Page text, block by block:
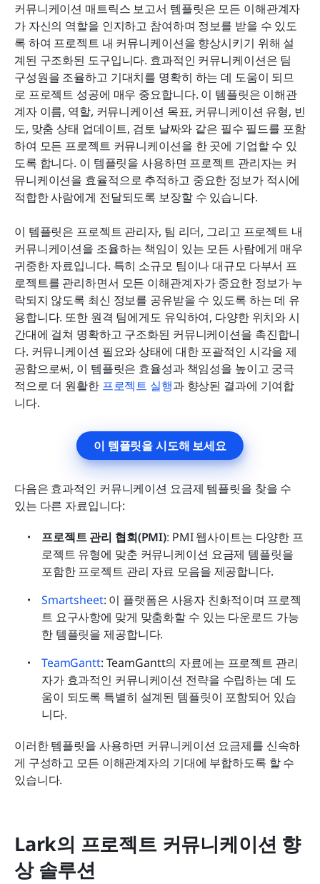
커뮤니케이션 매트릭스 보고서 템플릿은 모든 이해관계자
가 자신의 역할을 인지하고 참여하며 정보를 받을 수 있도
록 하여 프로젝트 내 커뮤니케이션을 향상시키기 위해 설
계된 구조화된 도구입니다. 효과적인 커뮤니케이션은 팀
구성원을 조율하고 기대치를 명확히 하는 데 도움이 되므
로 프로젝트 성공에 매우 중요합니다. 이 템플릿은 이해관
계자 이름, 역할, 커뮤니케이션 목표, 커뮤니케이션 유형, 빈
도, 맞춤 상태 업데이트, 검토 날짜와 같은 필수 필드를 포함
하여 모든 프로젝트 커뮤니케이션을 한 곳에 기업할 수 있
도록 합니다. 이 템플릿을 사용하면 프로젝트 관리자는 커
뮤니케이션을 효율적으로 추적하고 중요한 정보가 적시에
적합한 사람에게 전달되도록 보장할 수 있습니다.
이 템플릿은 프로젝트 관리자, 팀 리더, 그리고 프로젝트 내
커뮤니케이션을 조율하는 책임이 있는 모든 사람에게 매우
귀중한 자료입니다. 특히 소규모 팀이나 대규모 다부서 프
로젝트를 관리하면서 모든 이해관계자가 중요한 정보가 누
락되지 않도록 최신 정보를 공유받을 수 있도록 하는 데 유
용합니다. 또한 원격 팀에게도 유익하여, 다양한 위치와 시
간대에 걸쳐 명확하고 구조화된 커뮤니케이션을 촉진합니
다. 커뮤니케이션 필요와 상태에 대한 포괄적인 시각을 제
공함으로써, 이 템플릿은 효율성과 책임성을 높이고 궁극
적으로 더 원활한 프로젝트 실행과 향상된 결과에 기여합
니다.
이 템플릿을 시도해 보세요
다음은 효과적인 커뮤니케이션 요금제 템플릿을 찾을 수
있는 다른 자료입니다:
프로젝트 관리 협회(PMI): PMI 웹사이트는 다양한 프
로젝트 유형에 맞춘 커뮤니케이션 요금제 템플릿을
포함한 프로젝트 관리 자료 모음을 제공합니다.
Smartsheet: 이 플랫폼은 사용자 친화적이며 프로젝
트 요구사항에 맞게 맞춤화할 수 있는 다운로드 가능
한 템플릿을 제공합니다.
TeamGantt: TeamGantt의 자료에는 프로젝트 관리
자가 효과적인 커뮤니케이션 전략을 수립하는 데 도
움이 되도록 특별히 설계된 템플릿이 포함되어 있습
니다.
이러한 템플릿을 사용하면 커뮤니케이션 요금제를 신속하
게 구성하고 모든 이해관계자의 기대에 부합하도록 할 수
있습니다.
Lark의 프로젝트 커뮤니케이션 향
상 솔루션